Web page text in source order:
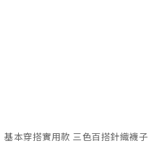
基本穿搭實用款 三色百搭針織襪子